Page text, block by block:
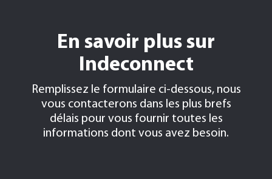
En savoir plus sur
Indeconnect
Remplissez le formulaire ci-dessous, nous
vous contacterons dans les plus brefs
délais pour vous fournir toutes les
informations dont vous avez besoin.